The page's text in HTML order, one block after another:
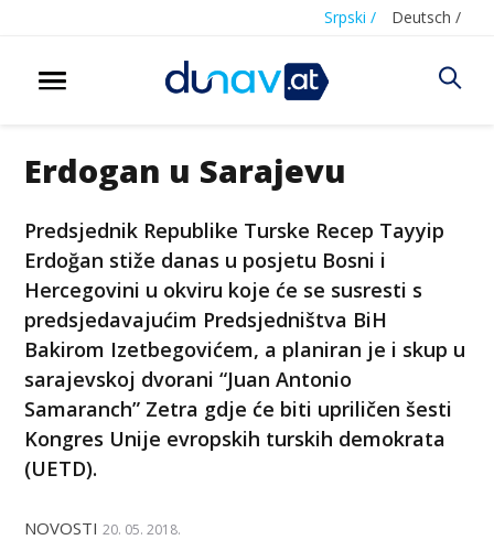
Srpski / Deutsch /
Erdogan u Sarajevu
Predsjednik Republike Turske Recep Tayyip
Erdoğan stiže danas u posjetu Bosni i
Hercegovini u okviru koje će se susresti s
predsjedavajućim Predsjedništva BiH
Bakirom Izetbegovićem, a planiran je i skup u
sarajevskoj dvorani “Juan Antonio
Samaranch” Zetra gdje će biti upriličen šesti
Kongres Unije evropskih turskih demokrata
(UETD).
NOVOSTI 20. 05. 2018.